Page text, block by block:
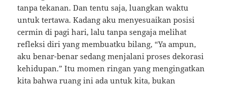
tanpa tekanan. Dan tentu saja, luangkan waktu
untuk tertawa. Kadang aku menyesuaikan posisi
cermin di pagi hari, lalu tanpa sengaja melihat
refleksi diri yang membuatku bilang, “Ya ampun,
aku benar-benar sedang menjalani proses dekorasi
kehidupan.” Itu momen ringan yang mengingatkan
kita bahwa ruang ini ada untuk kita, bukan